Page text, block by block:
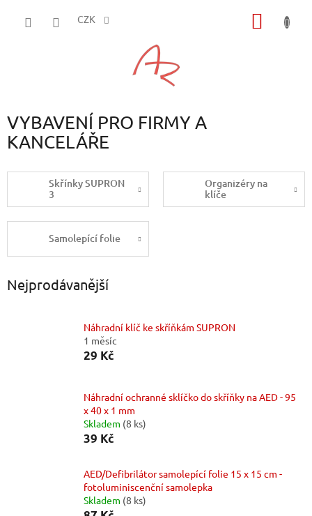
CZK
VYBAVENÍ PRO FIRMY A
KANCELÁŘE
Skřínky SUPRON
3
Organizéry na
klíče
Samolepící folie
Nejprodávanější
Náhradní klíč ke skříňkám SUPRON
1 měsíc
29 Kč
Náhradní ochranné sklíčko do skříňky na AED - 95
x 40 x 1 mm
Skladem (8 ks)
39 Kč
AED/Defibrilátor samolepící folie 15 x 15 cm -
fotoluminiscenční samolepka
Skladem (8 ks)